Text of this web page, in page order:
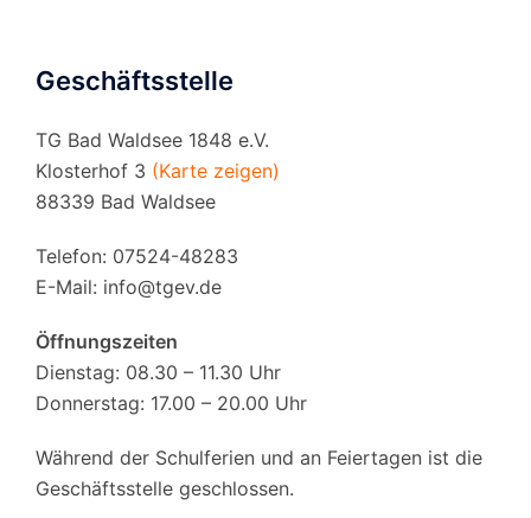
Geschäftsstelle
TG Bad Waldsee 1848 e.V.
Klosterhof 3 (Karte zeigen)
88339 Bad Waldsee
Telefon: 07524-48283
E-Mail: info@tgev.de
Öffnungszeiten
Dienstag: 08.30 – 11.30 Uhr
Donnerstag: 17.00 – 20.00 Uhr
Während der Schulferien und an Feiertagen ist die
Geschäftsstelle geschlossen.